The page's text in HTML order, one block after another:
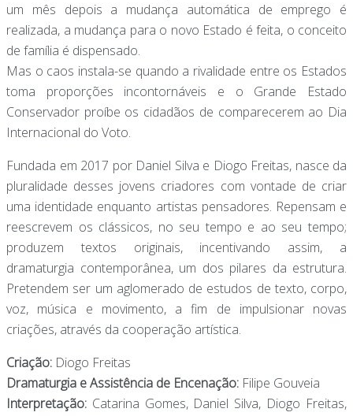
um mês depois a mudança automática de emprego é
realizada, a mudança para o novo Estado é feita, o conceito
de família é dispensado.
Mas o caos instala-se quando a rivalidade entre os Estados
toma proporções incontornáveis e o Grande Estado
Conservador proíbe os cidadãos de comparecerem ao Dia
Internacional do Voto.
Fundada em 2017 por Daniel Silva e Diogo Freitas, nasce da
pluralidade desses jovens criadores com vontade de criar
uma identidade enquanto artistas pensadores. Repensam e
reescrevem os clássicos, no seu tempo e ao seu tempo;
produzem textos originais, incentivando assim, a
dramaturgia contemporânea, um dos pilares da estrutura.
Pretendem ser um aglomerado de estudos de texto, corpo,
voz, música e movimento, a fim de impulsionar novas
criações, através da cooperação artística.
Criação: Diogo Freitas
Dramaturgia e Assistência de Encenação: Filipe Gouveia
Interpretação: Catarina Gomes, Daniel Silva, Diogo Freitas,